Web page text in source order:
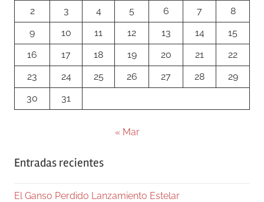
2
3 4 5 6 7
8
9
10 11 12 13 14
15
16
17 18 19 20 21
22
23
24 25 26 27 28
29
30
31
« Mar
Entradas recientes
El Ganso Perdido Lanzamiento Estelar